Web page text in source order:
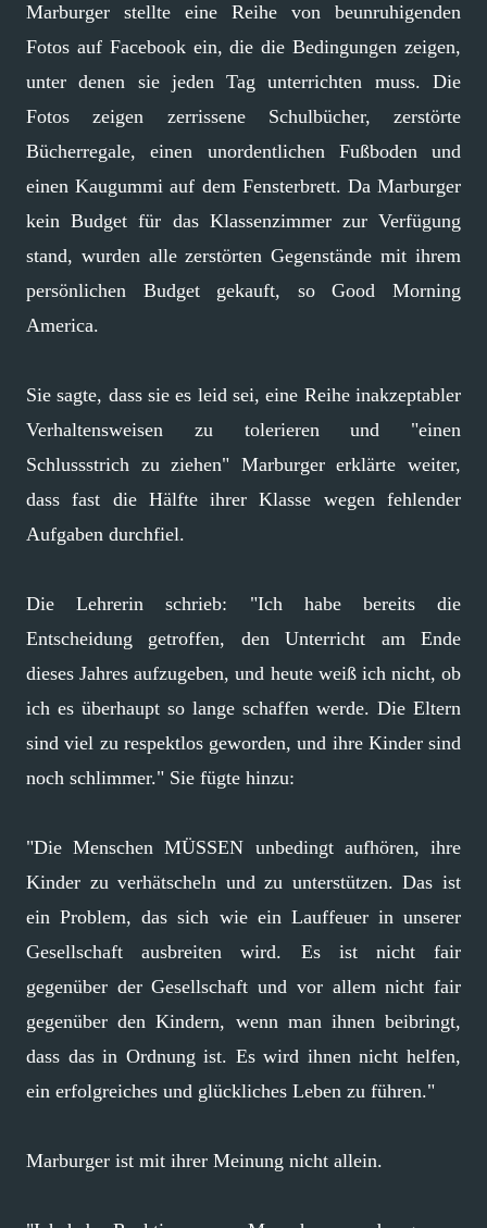
Marburger stellte eine Reihe von beunruhigenden
Fotos auf Facebook ein, die die Bedingungen zeigen,
unter denen sie jeden Tag unterrichten muss. Die
Fotos zeigen zerrissene Schulbücher, zerstörte
Bücherregale, einen unordentlichen Fußboden und
einen Kaugummi auf dem Fensterbrett. Da Marburger
kein Budget für das Klassenzimmer zur Verfügung
stand, wurden alle zerstörten Gegenstände mit ihrem
persönlichen Budget gekauft, so Good Morning
America.
Sie sagte, dass sie es leid sei, eine Reihe inakzeptabler
Verhaltensweisen zu tolerieren und "einen
Schlussstrich zu ziehen" Marburger erklärte weiter,
dass fast die Hälfte ihrer Klasse wegen fehlender
Aufgaben durchfiel.
Die Lehrerin schrieb: "Ich habe bereits die
Entscheidung getroffen, den Unterricht am Ende
dieses Jahres aufzugeben, und heute weiß ich nicht, ob
ich es überhaupt so lange schaffen werde. Die Eltern
sind viel zu respektlos geworden, und ihre Kinder sind
noch schlimmer." Sie fügte hinzu:
"Die Menschen MÜSSEN unbedingt aufhören, ihre
Kinder zu verhätscheln und zu unterstützen. Das ist
ein Problem, das sich wie ein Lauffeuer in unserer
Gesellschaft ausbreiten wird. Es ist nicht fair
gegenüber der Gesellschaft und vor allem nicht fair
gegenüber den Kindern, wenn man ihnen beibringt,
dass das in Ordnung ist. Es wird ihnen nicht helfen,
ein erfolgreiches und glückliches Leben zu führen."
Marburger ist mit ihrer Meinung nicht allein.